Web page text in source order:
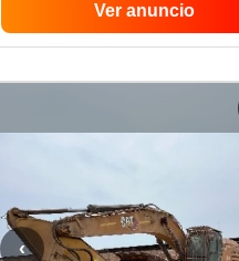
Ver anuncio
‹